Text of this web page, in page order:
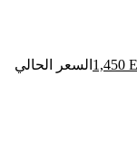
1,450 السعر الحالي